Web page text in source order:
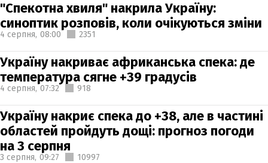
"Спекотна хвиля" накрила Україну:
синоптик розповів, коли очікуються зміни
4 серпня, 08:00 2351
Україну накриває африканська спека: де
температура сягне +39 градусів
4 серпня, 07:32 918
Україну накриє спека до +38, але в частині
областей пройдуть дощі: прогноз погоди
на 3 серпня
3 серпня, 09:27 10997